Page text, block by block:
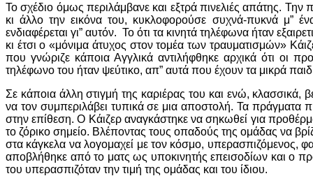
Το σχέδιο όμως περιλάμβανε και εξτρά πινελιές απάτης.
κι άλλο την εικόνα του, κυκλοφορούσε συχνά-πυκνά μ”
ενδιαφέρεται γι” αυτόν. Το ότι τα κινητά τηλέφωνα ήταν
κι έτσι ο «μόνιμα άτυχος στον τομέα των τραυματισμών»
που γνώριζε κάποια Αγγλικά αντιλήφθηκε αρχικά ότι οι
τηλέφωνο του ήταν ψεύτικο, απ” αυτά που έχουν τα μικρά
Σε κάποια άλλη στιγμή της καριέρας του και ενώ,
να τον συμπεριλάβει τυπικά σε μια αποστολή. Τα πράγματα
στην επίθεση. Ο Κάιζερ αναγκάστηκε να σηκωθεί για
το ζόρικο σημείο. Βλέποντας τους οπαδούς της ομάδας να
στα κάγκελα να λογομαχεί με τον κόσμο, υπερασπιζόμενος,
αποβλήθηκε από το ματς ως υποκινητής επεισοδίων και ο
του υπερασπιζόταν την τιμή της ομάδας και του ίδιου.